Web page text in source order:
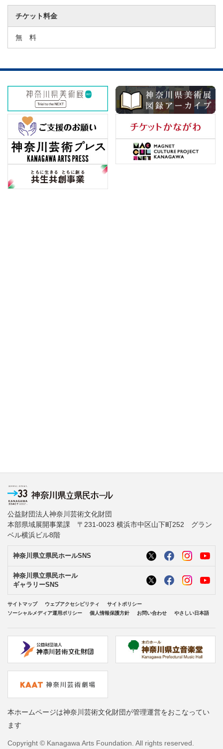
チケット料金
無 料
公益財団法人神奈川芸術文化財団
本部県域展開事業課 〒231-0023 横浜市中区山下町252 グラン
ベル横浜ビル8階
神奈川県立県民ホールSNS
神奈川県立県民ホール
ギャラリーSNS
サイトマップ ウェブアクセシビリティ
サイトポリシー
ソーシャルメディア運用ポリシー
個人情報保護方針 お問い合わせ やさしい日本語
本ホームページは神奈川芸術文化財団が管理運営をおこなってい
ます
Copyright © Kanagawa Arts Foundation. All rights reserved.